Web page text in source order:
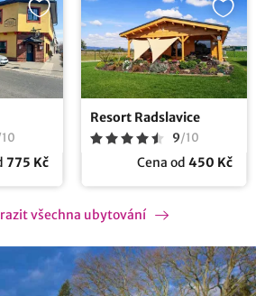
10
775 Kč
Resort Radslavice
9/10
Cena od 450 Kč
všechna ubytování